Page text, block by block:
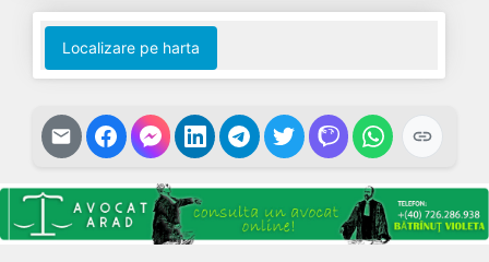
Localizare pe harta